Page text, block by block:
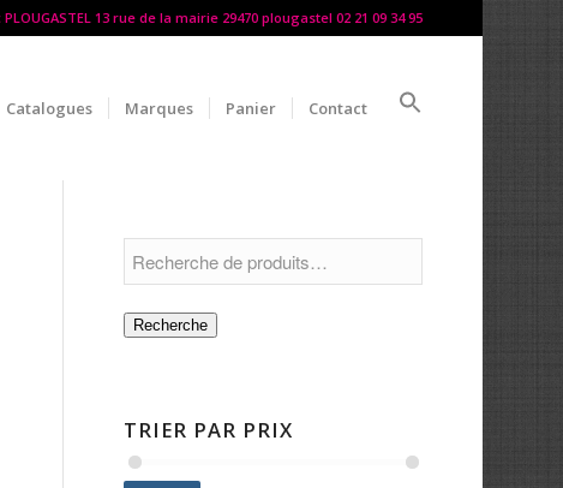
13 rue de la mairie 29470 plougastel 02 21 09 34 95
Catalogues Marques Panier Contact
Recherche
TRIER PAR PRIX